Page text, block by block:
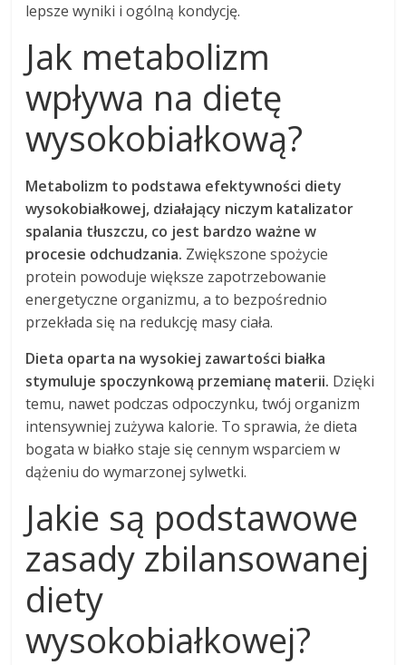
lepsze wyniki i ogólną kondycję.
Jak metabolizm
wpływa na dietę
wysokobiałkową?
Metabolizm to podstawa efektywności diety
wysokobiałkowej, działający niczym katalizator
spalania tłuszczu, co jest bardzo ważne w
procesie odchudzania. Zwiększone spożycie
protein powoduje większe zapotrzebowanie
energetyczne organizmu, a to bezpośrednio
przekłada się na redukcję masy ciała.
Dieta oparta na wysokiej zawartości białka
stymuluje spoczynkową przemianę materii. Dzięki
temu, nawet podczas odpoczynku, twój organizm
intensywniej zużywa kalorie. To sprawia, że dieta
bogata w białko staje się cennym wsparciem w
dążeniu do wymarzonej sylwetki.
Jakie są podstawowe
zasady zbilansowanej
diety
wysokobiałkowej?